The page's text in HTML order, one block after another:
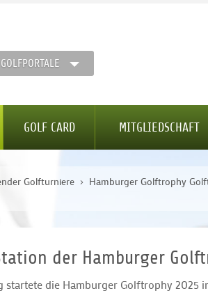
GOLF CARD MITGLIEDSCHAFT
Golfturniere Hamburger Golftrophy
der Hamburger
die Hamburger Golftrophy 2025